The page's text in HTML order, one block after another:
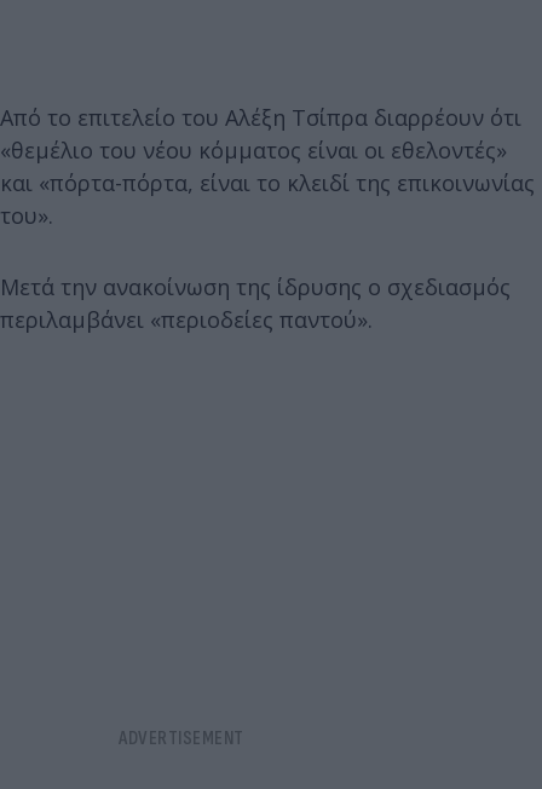
Από τo επιτελείο του Αλέξη Τσίπρα διαρρέουν ότι
«θεμέλιο του νέου κόμματος είναι οι εθελοντές»
και «πόρτα-πόρτα, είναι το κλειδί της επικοινωνίας
του».
Μετά την ανακοίνωση της ίδρυσης ο σχεδιασμός
περιλαμβάνει «περιοδείες παντού».